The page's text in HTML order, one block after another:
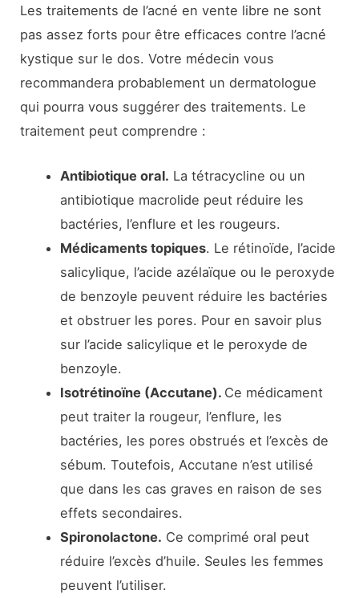
Les traitements de l’acné en vente libre ne sont
pas assez forts pour être efficaces contre l’acné
kystique sur le dos. Votre médecin vous
recommandera probablement un dermatologue
qui pourra vous suggérer des traitements. Le
traitement peut comprendre :
Antibiotique oral. La tétracycline ou un
antibiotique macrolide peut réduire les
bactéries, l’enflure et les rougeurs.
Médicaments topiques. Le rétinoïde, l’acide
salicylique, l’acide azélaïque ou le peroxyde
de benzoyle peuvent réduire les bactéries
et obstruer les pores. Pour en savoir plus
sur l’acide salicylique et le peroxyde de
benzoyle.
Isotrétinoïne (Accutane). Ce médicament
peut traiter la rougeur, l’enflure, les
bactéries, les pores obstrués et l’excès de
sébum. Toutefois, Accutane n’est utilisé
que dans les cas graves en raison de ses
effets secondaires.
Spironolactone. Ce comprimé oral peut
réduire l’excès d’huile. Seules les femmes
peuvent l’utiliser.